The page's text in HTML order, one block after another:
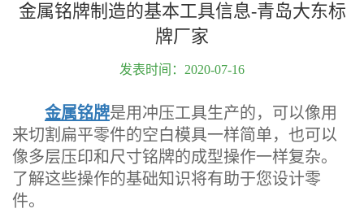
金属铭牌制造的基本工具信息-青岛大东标
牌厂家
发表时间：2020-07-16
金属铭牌是用冲压工具生产的，可以像用
来切割扁平零件的空白模具一样简单，也可以
像多层压印和尺寸铭牌的成型操作一样复杂。
了解这些操作的基础知识将有助于您设计零
件。